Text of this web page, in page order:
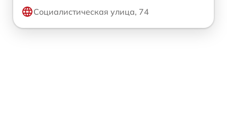
Социалистическая улица, 74